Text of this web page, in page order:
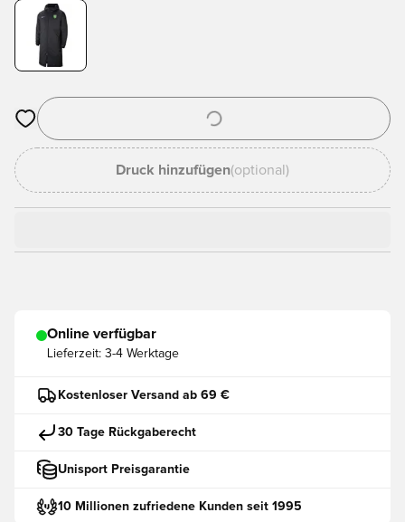
Öffnet ein neues Fenster zum Anmelden oder Registrieren
Druck hinzufügen(optional)
Online verfügbar
Lieferzeit: 3-4 Werktage
Kostenloser Versand ab 69 €
30 Tage Rückgaberecht
Unisport Preisgarantie
10 Millionen zufriedene Kunden seit 1995